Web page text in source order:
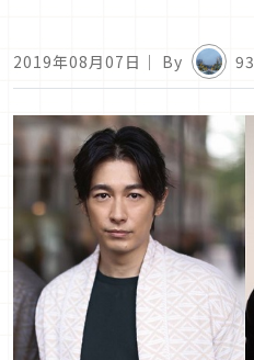
2019年08月07日 ｜ By